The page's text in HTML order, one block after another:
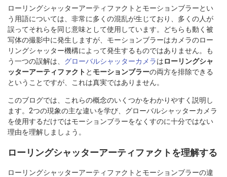
ローリングシャッターアーティファクトとモーションブラーとい
う用語については、非常に多くの混乱が生じており、多くの人が
誤ってそれらを同じ意味として使用しています。どちらも動く被
写体の撮影中に発生しますが、モーションブラーはカメラのロー
リングシャッター機構によって発生するものではありません。も
う一つの誤解は、 グローバルシャッターカメラはローリングシャ
ッターアーティファクト と モーションブラーの両方を排除できる
ということですが、これは真実ではありません。
このブログでは、これらの概念のいくつかをわかりやすく説明し
ます。2つの現象の主な違いを学び、グローバルシャッターカメラ
を使用するだけではモーションブラーをなくすのに十分ではない
理由を理解しましょう。
ローリングシャッターアーティファクトを理解する
ローリングシャッターアーティファクトとモーションブラーの違